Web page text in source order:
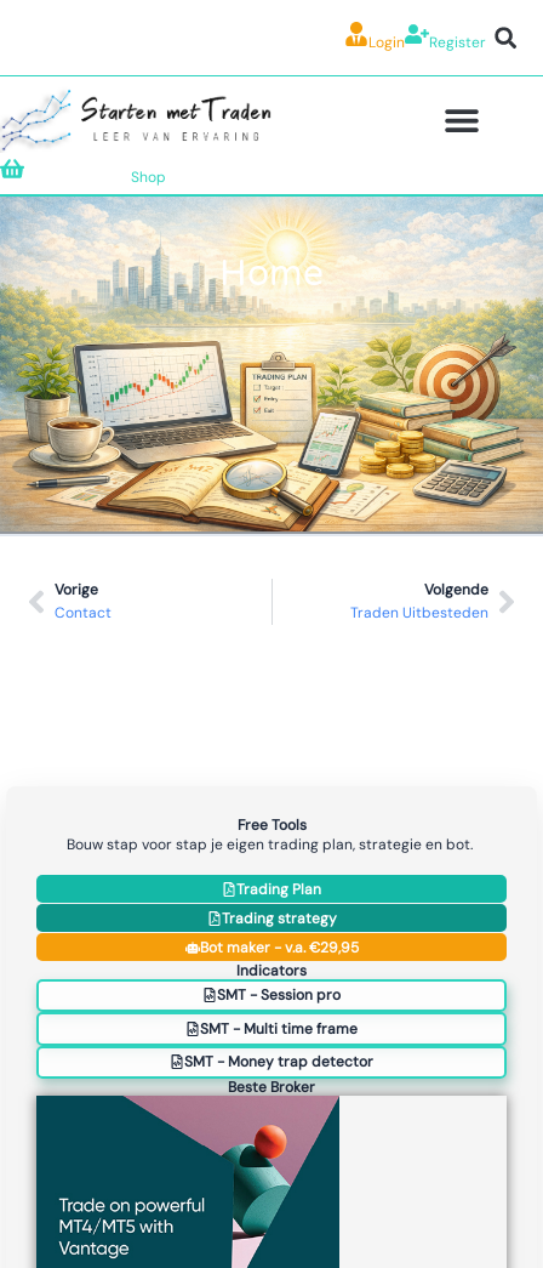
Login Register
Shop
Home
Vorige
Contact
Volgende
Traden Uitbesteden
Free Tools
Bouw stap voor stap je eigen trading plan, strategie en bot.
Trading Plan
Trading strategy
Bot maker - v.a. €29,95
Indicators
SMT - Session pro
SMT - Multi time frame
SMT - Money trap detector
Beste Broker